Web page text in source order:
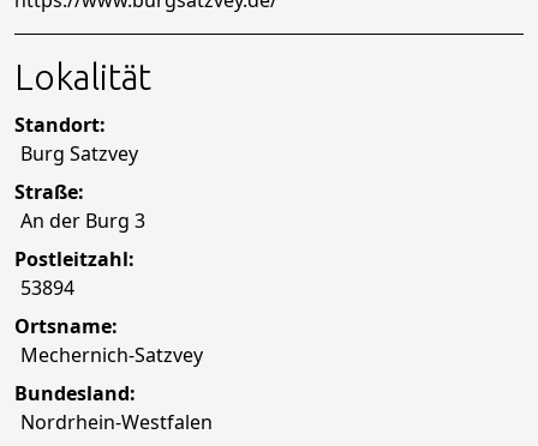
Lokalität
Standort:
Burg Satzvey
Straße:
An der Burg 3
Postleitzahl:
53894
Ortsname:
Mechernich-Satzvey
Bundesland:
Nordrhein-Westfalen